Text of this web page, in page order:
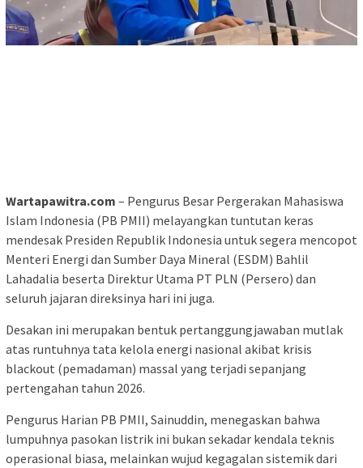
Wartapawitra.com – Pengurus Besar Pergerakan Mahasiswa
Islam Indonesia (PB PMII) melayangkan tuntutan keras
mendesak Presiden Republik Indonesia untuk segera mencopot
Menteri Energi dan Sumber Daya Mineral (ESDM) Bahlil
Lahadalia beserta Direktur Utama PT PLN (Persero) dan
seluruh jajaran direksinya hari ini juga.
‎Desakan ini merupakan bentuk pertanggungjawaban mutlak
atas runtuhnya tata kelola energi nasional akibat krisis
blackout (pemadaman) massal yang terjadi sepanjang
pertengahan tahun 2026.
‎Pengurus Harian PB PMII, Sainuddin, menegaskan bahwa
lumpuhnya pasokan listrik ini bukan sekadar kendala teknis
operasional biasa, melainkan wujud kegagalan sistemik dari